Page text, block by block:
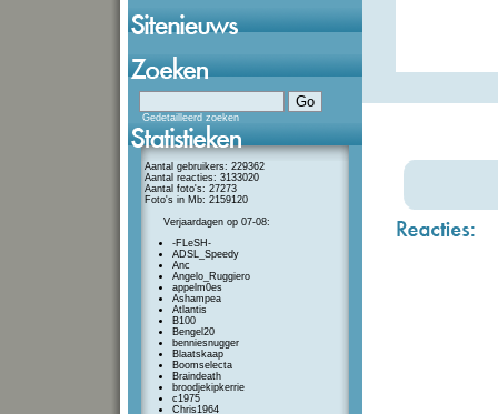
Gedetailleerd zoeken
Aantal gebruikers: 229362
Aantal reacties: 3133020
Aantal foto's: 27273
Foto's in Mb: 2159120
Verjaardagen op 07-08:
-FLeSH-
ADSL_Speedy
Anc
Angelo_Ruggiero
appelm0es
Ashampea
Atlantis
B100
Bengel20
benniesnugger
Blaatskaap
Boomselecta
Braindeath
broodjekipkerrie
c1975
Chris1964